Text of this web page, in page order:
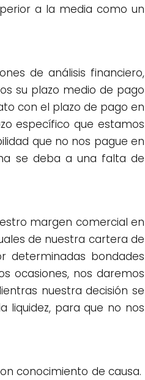
a la media como un
de análisis financiero,
su plazo medio de pago
con el plazo de pago en
específico que estamos
que no nos pague en
se deba a una falta de
margen comercial en
de nuestra cartera de
determinadas bondades
ocasiones, nos daremos
nuestra decisión se
liquidez, para que no nos
conocimiento de causa.